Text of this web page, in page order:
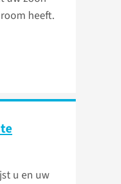
heeft.
u en uw